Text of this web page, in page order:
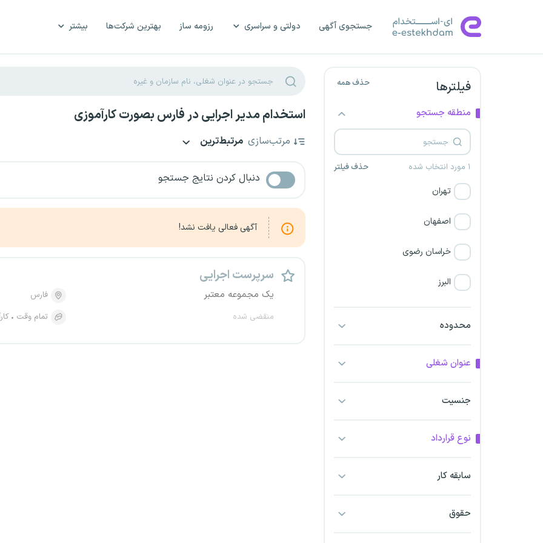
جستجوی آگهی دولتی و سراسری رزومه ساز بهترین شرکت‌ها بیشتر
فیلترها حذف همه
منطقه جستجو
۱ مورد انتخاب شده حذف فیلتر
تهران
اصفهان
خراسان رضوی
البرز
اراک
اردبیل
محدوده
عنوان شغلی
جنسیت
نوع قرارداد
سابقه کار
حقوق
استخدام مدیر اجرایی در فارس بصورت کارآموزی
مرتب‌سازی مرتبط‌ترین
دنبال کردن نتایج جستجو
آگهی فعالی یافت نشد!
سرپرست اجرایی
یک مجموعه معتبر
منقضی شده
فارس
تمام وقت